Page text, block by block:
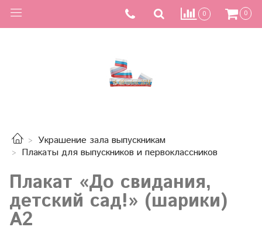
0 0
Украшение зала выпускникам
Плакаты для выпускников и первоклассников
Плакат «До свидания,
детский сад!» (шарики)
А2